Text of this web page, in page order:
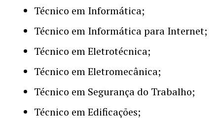
Técnico em Informática;
Técnico em Informática para Internet;
Técnico em Eletrotécnica;
Técnico em Eletromecânica;
Técnico em Segurança do Trabalho;
Técnico em Edificações;